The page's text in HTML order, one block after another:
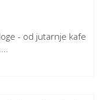
- od jutarnje kafe